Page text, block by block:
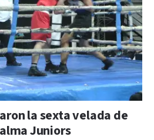
la sexta velada de
Juniors